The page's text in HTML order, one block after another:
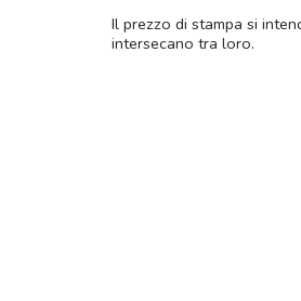
Il prezzo di stampa si
intersecano tra loro.